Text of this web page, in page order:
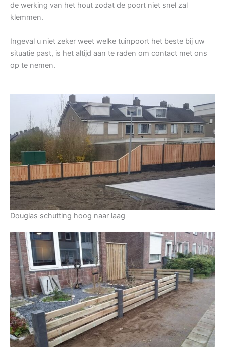
de werking van het hout zodat de poort niet snel zal
klemmen.
Ingeval u niet zeker weet welke tuinpoort het beste bij uw
situatie past, is het altijd aan te raden om contact met ons
op te nemen.
Douglas schutting hoog naar laag